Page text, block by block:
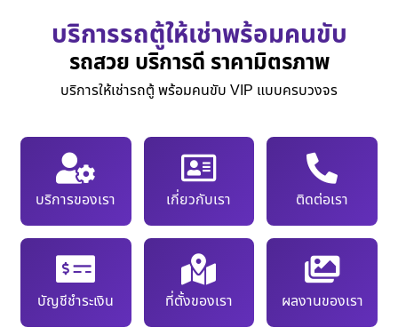
บริการรถตู้ให้เช่าพร้อมคนขับ
รถสวย บริการดี ราคามิตรภาพ
บริการให้เช่ารถตู้ พร้อมคนขับ VIP แบบครบวงจร
บริการของเรา เกี่ยวกับเรา ติดต่อเรา
บัญชีชำระเงิน ที่ตั้งของเรา ผลงานของเรา